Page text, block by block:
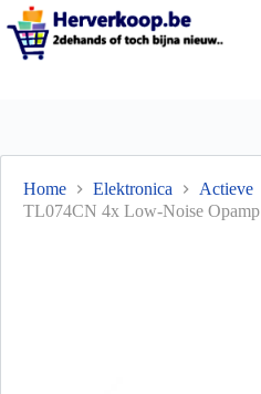
Home Elektronica Actieve
TL074CN 4x Low-Noise Opamp